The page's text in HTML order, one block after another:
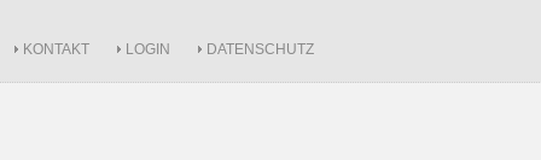
KONTAKT LOGIN DATENSCHUTZ